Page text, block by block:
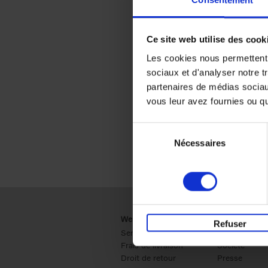
Ce site web utilise des
Les cookies nous
sociaux et d'analyser notre
partenaires de médias
vous leur avez fournies ou
Nécessaires
Refuser
Webshop
Service clients
Frais de livraison
Droit de retour
Business
Ventes
Société
Presse